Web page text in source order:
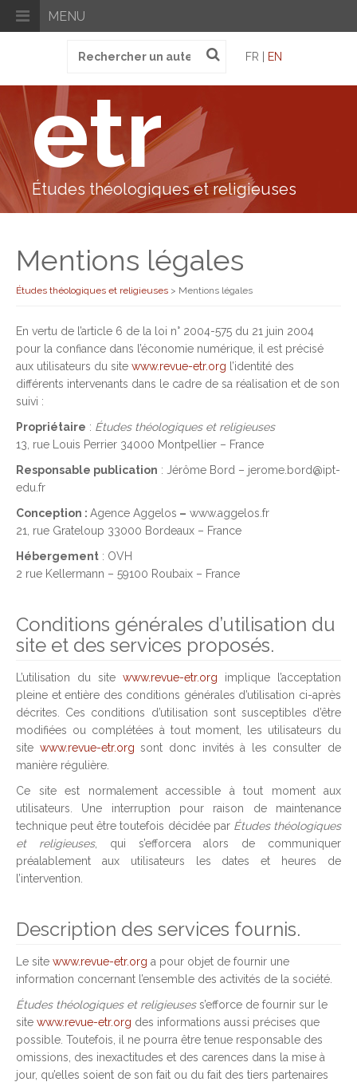
MENU
pour
FR | EN
etr
Études théologiques et religieuses
Mentions légales
Études théologiques et religieuses > Mentions légales
En vertu de l’article 6 de la loi n° 2004-575 du 21 juin 2004
pour la confiance dans l’économie numérique, il est précisé
aux utilisateurs du site www.revue-etr.org l’identité des
différents intervenants dans le cadre de sa réalisation et de son
suivi :
Propriétaire : Études théologiques et religieuses
13, rue Louis Perrier 34000 Montpellier – France
Responsable publication : Jérôme Bord – jerome.bord@ipt-
edu.fr
Conception : Agence Aggelos – www.aggelos.fr
21, rue Grateloup 33000 Bordeaux – France
Hébergement : OVH
2 rue Kellermann – 59100 Roubaix – France
Conditions générales d’utilisation du
site et des services proposés.
L’utilisation du site www.revue-etr.org implique l’acceptation
pleine et entière des conditions générales d’utilisation ci-après
décrites. Ces conditions d’utilisation sont susceptibles d’être
modifiées ou complétées à tout moment, les utilisateurs du
site www.revue-etr.org sont donc invités à les consulter de
manière régulière.
Ce site est normalement accessible à tout moment aux
utilisateurs. Une interruption pour raison de maintenance
technique peut être toutefois décidée par Études théologiques
et religieuses, qui s’efforcera alors de communiquer
préalablement aux utilisateurs les dates et heures de
l’intervention.
Description des services fournis.
Le site www.revue-etr.org a pour objet de fournir une
information concernant l’ensemble des activités de la société.
Études théologiques et religieusess’efforce de fournir sur le
site www.revue-etr.org des informations aussi précises que
possible. Toutefois, il ne pourra être tenue responsable des
omissions, des inexactitudes et des carences dans la mise à
jour, qu’elles soient de son fait ou du fait des tiers partenaires